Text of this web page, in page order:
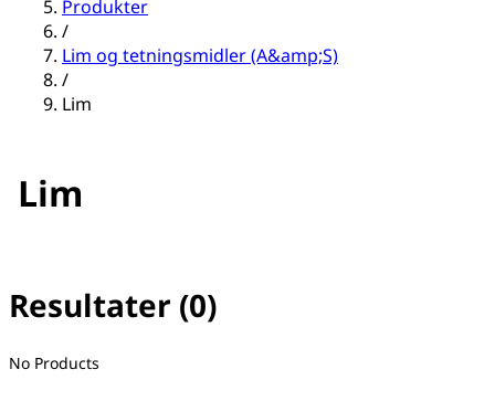
Produkter
/
Lim og tetningsmidler (A&amp;S)
/
Lim
Lim
Resultater (0)
No filter(s) selected
No Products